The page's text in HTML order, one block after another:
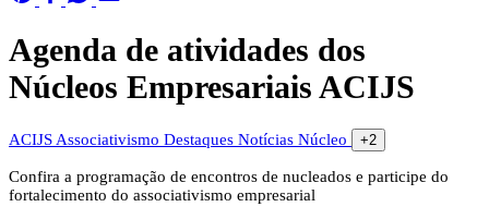
Agenda de atividades dos
Núcleos Empresariais ACIJS
ACIJS Associativismo Destaques Notícias Núcleo +2
Confira a programação de encontros de nucleados e participe do
fortalecimento do associativismo empresarial